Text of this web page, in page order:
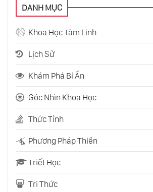
DANH MỤC
Khoa Học Tâm Linh
Lịch Sử
Khám Phá Bí Ẩn
Góc Nhìn Khoa Học
Thức Tỉnh
Phương Pháp Thiền
Triết Học
Tri Thức